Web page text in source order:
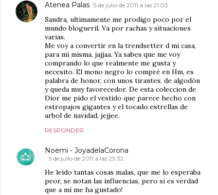
Atenea Palas 5 de julio de 2011 a las 21:03
Sandra, ultimamente me prodigo poco por el
mundo blogueril. Va por rachas y situaciones
varias.
Me voy a convertir en la trendsetter d mi casa,
para mí misma, jajjaa. Ya sabes que me voy
comprando lo que realmente me gusta y
necesito. El mono negro lo compré en Hm, es
palabra de honor, con unos tirantes, de algodón
y queda muy favorecedor. De esta coleccion de
Dior me pido el vestido que parece hecho con
estropajos gigantes y el tocado estrellas de
arbol de navidad, jejjee.
RESPONDER
Noemi - JoyadelaCorona
5 de julio de 2011 a las 23:32
He leído tantas cosas malas, que me lo esperaba
peor, se notan las influencias, pero si es verdad
que a mí me ha gustado!